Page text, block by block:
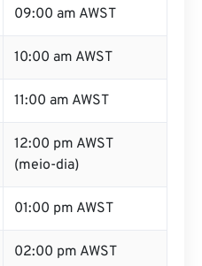
09:00 am AWST
10:00 am AWST
11:00 am AWST
12:00 pm AWST
(meio-dia)
01:00 pm AWST
02:00 pm AWST